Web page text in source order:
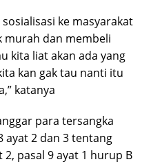
ke masyarakat
murah dan membeli
kita liat akan ada yang
kan gak tau nanti itu
katanya
para tersangka
ayat 2 dan 3 tentang
pasal 9 ayat 1 hurup B